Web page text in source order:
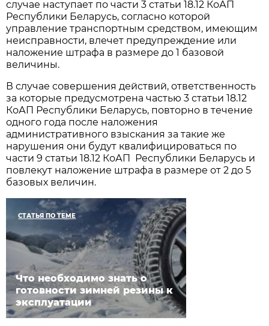
случае наступает по части 3 статьи 18.12 КоАП
Республики Беларусь, согласно которой
управление транспортным средством, имеющим
неисправности, влечет предупреждение или
наложение штрафа в размере до 1 базовой
величины.
В случае совершения действий, ответственность
за которые предусмотрена частью 3 статьи 18.12
КоАП Республики Беларусь, повторно в течение
одного года после наложения
административного взыскания за такие же
нарушения они будут квалифицироваться по
части 9 статьи 18.12 КоАП Республики Беларусь и
повлекут наложение штрафа в размере от 2 до 5
базовых величин.
СТАТЬЯ ПО ТЕМЕ
Что необходимо знать о
готовности зимней резины к
эксплуатации